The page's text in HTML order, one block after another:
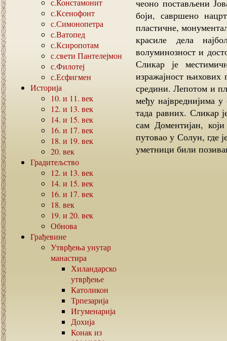
с.Констамонит
с.Ксенофонт
с.Симонопетра
с.Ватопед
с.Ксиропотам
с.свети Пантелејмон
с.Филотеј
с.Есфигмен
Историја
10. и 11. век
12. и 13. век
14. и 15. век
16. и 17. век
18. и 19. век
20. век
Градитељство
12. и 13. век
14. и 15. век
16. и 17. век
18. век
19. и 20. век
Обнова
Грађевине
Утврђења унутар
манастира
Хиландарско
утврђење
Католикон
Трпезарија
Игуменарија
Дохија
Конак из
чеоно постављени
боји, савршено
пластичне,
красиле дела
волуминозност и
Сликар је
изражајност
средини. Лепотом и
међу највреднијима
тада равних. Сликар
сам Доментијан,
путовао у Солун, где
уметници били